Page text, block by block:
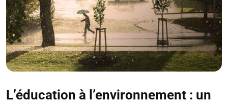
L’éducation à l’environnement : un